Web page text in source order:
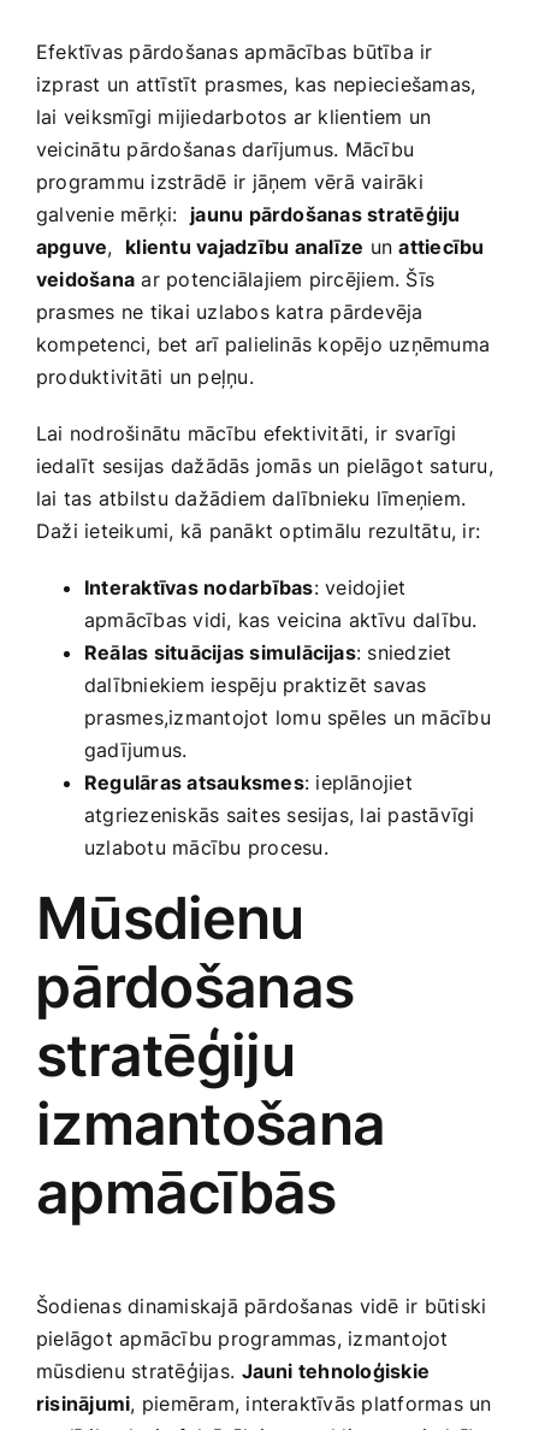
Efektīvas pārdošanas ‌apmācības būtība ir
izprast un attīstīt prasmes, kas nepieciešamas,
lai veiksmīgi mijiedarbotos ar klientiem un
veicinātu pārdošanas darījumus. Mācību
‍programmu izstrādē⁢ ir jāņem vērā vairāki
‌galvenie mērķi: ‍ jaunu pārdošanas ‌stratēģiju
apguve, ‌ klientu vajadzību analīze ⁢unattiecību
veidošana ar potenciālajiem pircējiem. Šīs⁤
prasmes ne tikai uzlabos katra pārdevēja
kompetenci, bet arī palielinās kopējo uzņēmuma
produktivitāti un peļņu.
Lai‌ nodrošinātu mācību efektivitāti, ir svarīgi⁣
iedalīt sesijas dažādās jomās‍ un pielāgot saturu,
lai tas atbilstu dažādiem dalībnieku līmeņiem.
Daži ‍ieteikumi, kā panākt ⁢optimālu rezultātu, ir:
Interaktīvas nodarbības: ⁣veidojiet
apmācības ‌vidi, kas ⁣veicina aktīvu ⁤dalību.
Reālas situācijas simulācijas: sniedziet
dalībniekiem iespēju praktizēt savas
⁤prasmes,izmantojot lomu spēles un‌ mācību⁤
gadījumus.
Regulāras atsauksmes: ieplānojiet‌
atgriezeniskās saites sesijas, lai pastāvīgi
uzlabotu mācību ‌procesu.
Mūsdienu
⁤pārdošanas
stratēģiju
izmantošana
apmācībās
Šodienas dinamiskajā pārdošanas vidē ir būtiski ​
pielāgot apmācību programmas, izmantojot
mūsdienu stratēģijas.⁢ Jauni tehnoloģiskie
risinājumi, piemēram, interaktīvās platformas un